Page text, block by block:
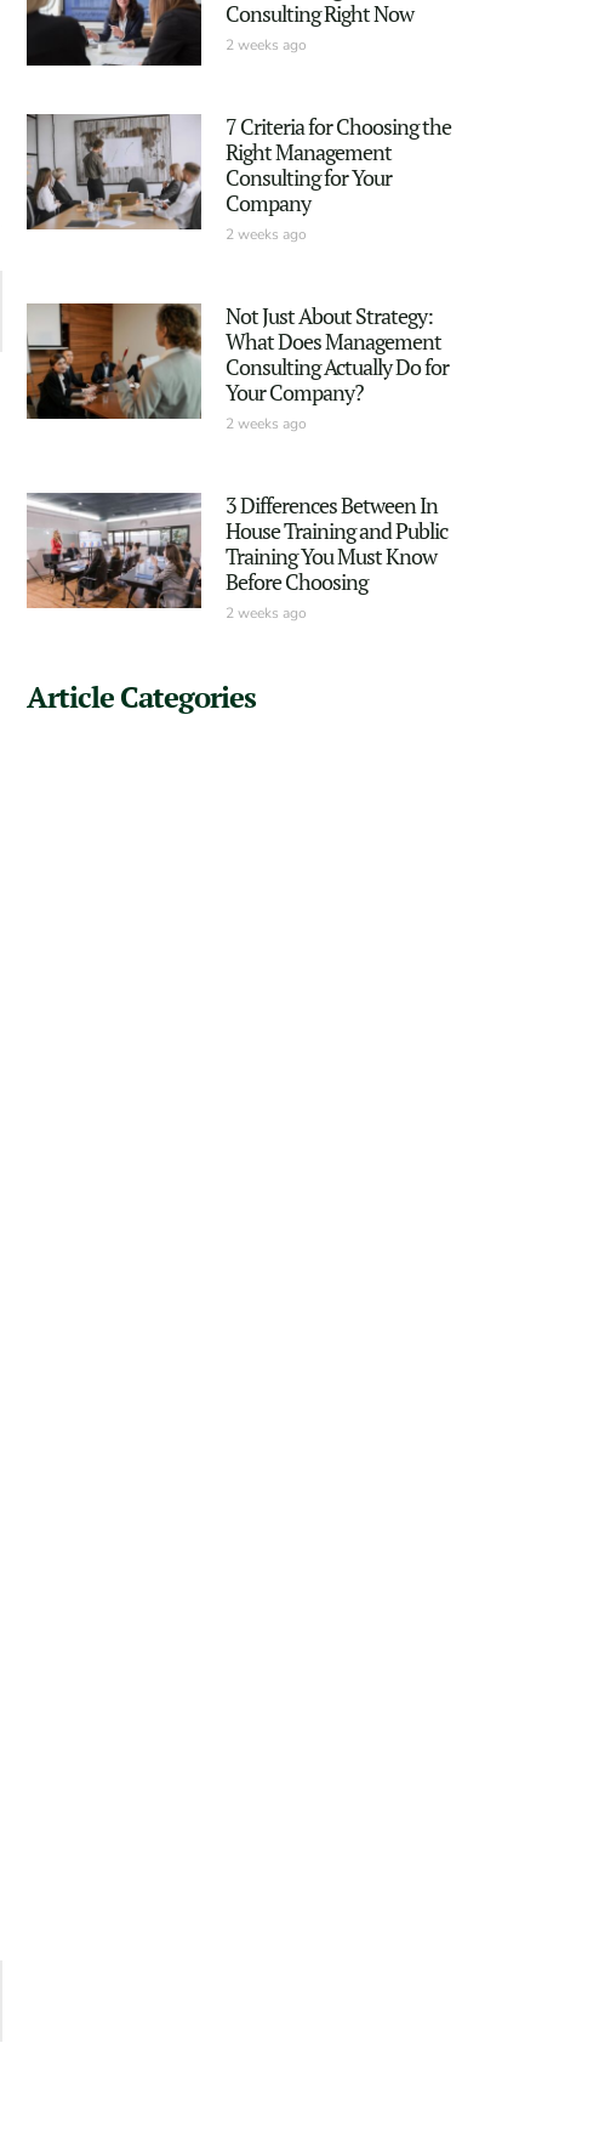
Consulting Right Now
2 weeks ago
7 Criteria for Choosing the
Right Management
Consulting for Your
Company
2 weeks ago
Not Just About Strategy:
What Does Management
Consulting Actually Do for
Your Company?
2 weeks ago
3 Differences Between In
House Training and Public
Training You Must Know
Before Choosing
2 weeks ago
Article Categories